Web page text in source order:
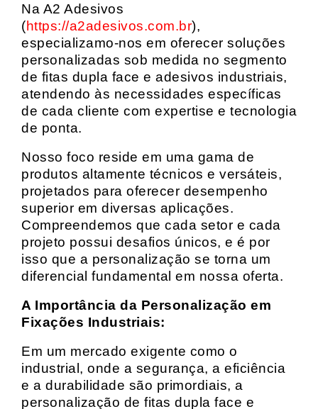
Na A2 Adesivos
(https://a2adesivos.com.br),
especializamo-nos em oferecer soluções
personalizadas sob medida no segmento
de fitas dupla face e adesivos industriais,
atendendo às necessidades específicas
de cada cliente com expertise e tecnologia
de ponta.
Nosso foco reside em uma gama de
produtos altamente técnicos e versáteis,
projetados para oferecer desempenho
superior em diversas aplicações.
Compreendemos que cada setor e cada
projeto possui desafios únicos, e é por
isso que a personalização se torna um
diferencial fundamental em nossa oferta.
A Importância da Personalização em
Fixações Industriais:
Em um mercado exigente como o
industrial, onde a segurança, a eficiência
e a durabilidade são primordiais, a
personalização de fitas dupla face e